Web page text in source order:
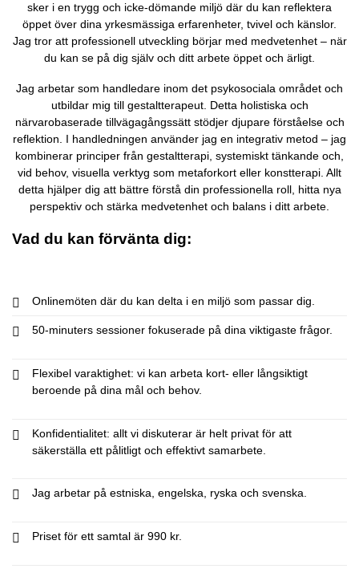
sker i en trygg och icke-dömande miljö där du kan reflektera
öppet över dina yrkesmässiga erfarenheter, tvivel och känslor.
Jag tror att professionell utveckling börjar med medvetenhet – när
du kan se på dig själv och ditt arbete öppet och ärligt.
Jag arbetar som handledare inom det psykosociala området och
utbildar mig till gestaltterapeut. Detta holistiska och
närvarobaserade tillvägagångssätt stödjer djupare förståelse och
reflektion. I handledningen använder jag en integrativ metod – jag
kombinerar principer från gestaltterapi, systemiskt tänkande och,
vid behov, visuella verktyg som metaforkort eller konstterapi. Allt
detta hjälper dig att bättre förstå din professionella roll, hitta nya
perspektiv och stärka medvetenhet och balans i ditt arbete.
Vad du kan förvänta dig:
Onlinemöten där du kan delta i en miljö som passar dig.
50-minuters sessioner fokuserade på dina viktigaste frågor.
Flexibel varaktighet: vi kan arbeta kort- eller långsiktigt
beroende på dina mål och behov.
Konfidentialitet: allt vi diskuterar är helt privat för att
säkerställa ett pålitligt och effektivt samarbete.
Jag arbetar på estniska, engelska, ryska och svenska.
Priset för ett samtal är 990 kr.